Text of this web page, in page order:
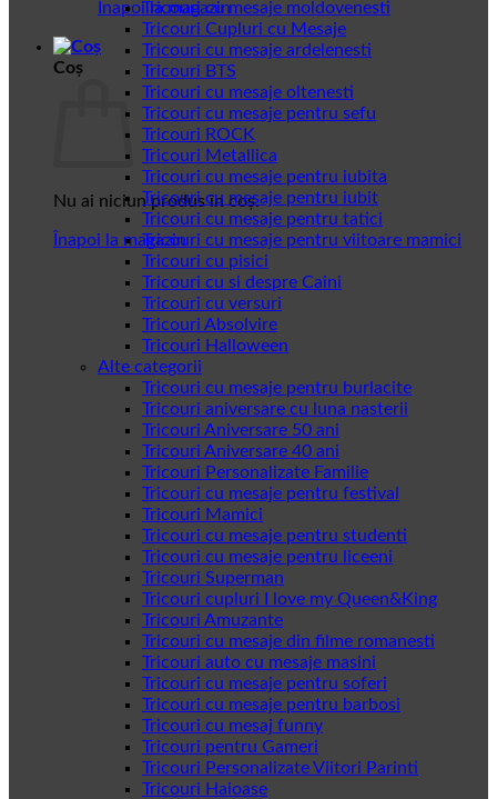
Înapoi la magazin
Coș
Nu ai niciun produs în coș.
Înapoi la magazin
Tricouri cu mesaje moldovenesti
Tricouri Cupluri cu Mesaje
Tricouri cu mesaje ardelenesti
Tricouri BTS
Tricouri cu mesaje oltenesti
Tricouri cu mesaje pentru sefu
Tricouri ROCK
Tricouri Metallica
Tricouri cu mesaje pentru iubita
Tricouri cu mesaje pentru iubit
Tricouri cu mesaje pentru tatici
Tricouri cu mesaje pentru viitoare mamici
Tricouri cu pisici
Tricouri cu si despre Caini
Tricouri cu versuri
Tricouri Absolvire
Tricouri Halloween
Alte categorii
Tricouri cu mesaje pentru burlacite
Tricouri aniversare cu luna nasterii
Tricouri Aniversare 50 ani
Tricouri Aniversare 40 ani
Tricouri Personalizate Familie
Tricouri cu mesaje pentru festival
Tricouri Mamici
Tricouri cu mesaje pentru studenti
Tricouri cu mesaje pentru liceeni
Tricouri Superman
Tricouri cupluri I love my Queen&King
Tricouri Amuzante
Tricouri cu mesaje din filme romanesti
Tricouri auto cu mesaje masini
Tricouri cu mesaje pentru soferi
Tricouri cu mesaje pentru barbosi
Tricouri cu mesaj funny
Tricouri pentru Gameri
Tricouri Personalizate Viitori Parinti
Tricouri Haioase